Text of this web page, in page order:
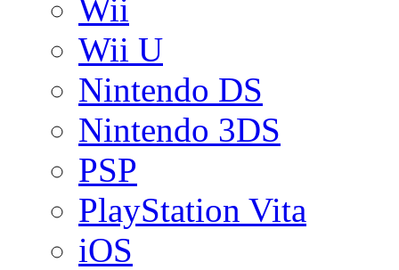
Wii
Wii U
Nintendo DS
Nintendo 3DS
PSP
PlayStation Vita
iOS